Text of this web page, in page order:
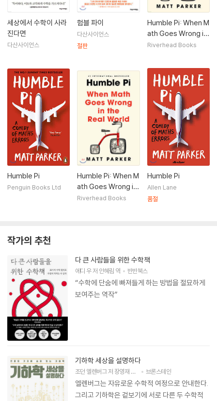
세상에서 수학이 사라
진다면
다산사이언스
험블 파이
다산사이언스
절판
Humble Pi: When M
ath Goes Wrong in
the Real World
Riverhead Books
Humble Pi
Penguin Books Ltd
Humble Pi: When M
ath Goes Wrong in
the Real World
Riverhead Books
Humble Pi
Allen Lane
품절
작가의 추천
다 큰 사람들을 위한 수학책
에디 우저 안혜림 역 반반북스
“수학에 단숨에 빠져들게 하는 방법을 절묘하게
보여주는 역작”
기하학 세상을 설명하다
조던 엘렌버그저 장영재 박부성감수
브론스테인
엘렌버그는 자유로운 수학적 여정으로 안내한다.
그리고 기하학은 겉보기에 서로 다른 두 수학적